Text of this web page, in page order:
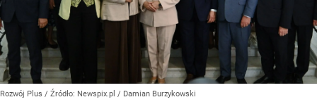
Rozwój Plus / Źródło: Newspix.pl / Damian Burzykowski